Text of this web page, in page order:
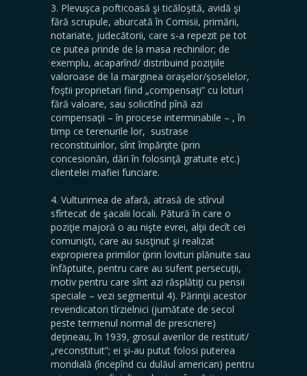
3. Plevuşca pofticoasă şi ticăloşită, avidă şi
fără scrupule, aburcată în Comisii, primării,
notariate, judecătorii, care s-a repezit pe tot
ce putea prinde de la masa rechinilor; de
exemplu, acaparînd/ distribuind poziţiile
valoroase de la marginea oraşelor/şoselelor,
foştii proprietari fiind „compensaţi” cu loturi
fără valoare, sau solicitînd pînă azi
compensaţii – în procese interminabile – , în
timp ce terenurile lor, sustrase
reconstituirilor, sînt împărţite (prin
concesionări, dări în folosinţă gratuite etc.)
clientelei mafiei funciare.
4. Vulturimea de afară, atrasă de stîrvul
sfîrtecat de şacalii locali. Pătură în care o
poziţie majoră o au nişte evrei, alţii decît cei
comunişti, care au susţinut şi realizat
expropierea primilor (prin lovituri plănuite sau
înfăptuite, pentru care au suferit persecuţii,
motiv pentru care sînt azi răsplătiţi cu pensii
speciale – vezi segmentul 4). Părinţii acestor
revendicatori tîrzielnici (jumătate de secol
peste termenul normal de prescriere)
deţineau, în 1939, grosul averilor de restituit/
„reconstituit”; ei şi-au putut folosi puterea
mondială (începînd cu dulăul american) pentru